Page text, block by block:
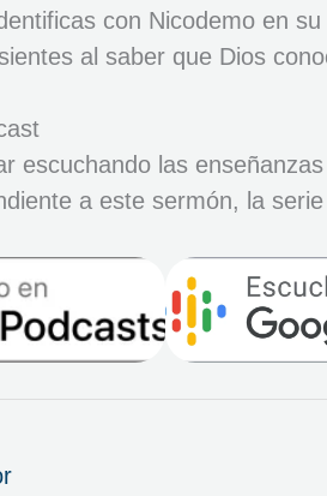
con Nicodemo en
al saber que Dios
escuchando las
a este sermón, la serie